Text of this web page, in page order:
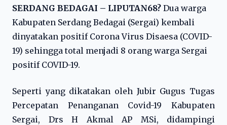
SERDANG BEDAGAI – LIPUTAN68? Dua warga
Kabupaten Serdang Bedagai (Sergai) kembali
dinyatakan positif Corona Virus Disaesa (COVID-
19) sehingga total menjadi 8 orang warga Sergai
positif COVID-19.
Seperti yang dikatakan oleh Jubir Gugus Tugas
Percepatan Penanganan Covid-19 Kabupaten
Sergai, Drs H Akmal AP MSi, didampingi